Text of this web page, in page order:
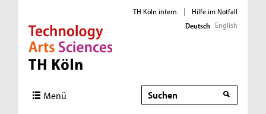
Direkt zur Hauptnavigation
Direkt zur Subnavigation
Direkt zum Inhalt
Direkt zum Fußbereich
TH Köln intern |
Hilfe im Notfall
Deutsch English
Menü Suche
Suche